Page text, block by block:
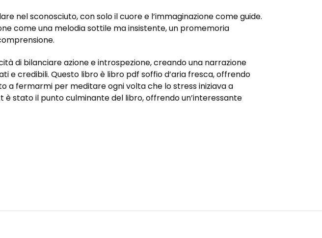
nel sconosciuto, con solo il cuore e l’immaginazione come guide.
come una melodia sottile ma insistente, un promemoria
di bilanciare azione e introspezione, creando una narrazione
e credibili. Questo libro è libro pdf soffio d’aria fresca, offrendo
a fermarmi per meditare ogni volta che lo stress iniziava a
è stato il punto culminante del libro, offrendo un’interessante